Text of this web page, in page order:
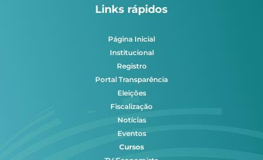
Links rápidos
Página Inicial
Institucional
Registro
Portal Transparência
Eleições
Fiscalização
Notícias
Eventos
Cursos